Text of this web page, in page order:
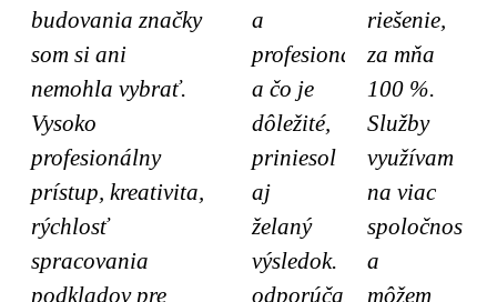
budovania značky
som si ani
nemohla vybrať.
Vysoko
profesionálny
prístup, kreativita,
rýchlosť
spracovania
podkladov pre
a
profesionálne
a čo je
dôležité,
priniesol
aj
želaný
výsledok.
odporúčam!
riešenie,
za mňa
100 %.
Služby
využívam
na viac
spoločnosti
a
môžem